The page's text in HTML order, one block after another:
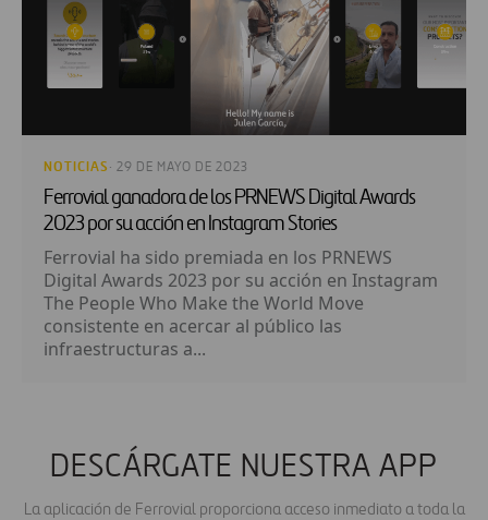
NOTICIAS · 29 DE MAYO DE 2023
Ferrovial ganadora de los PRNEWS Digital Awards
2023 por su acción en Instagram Stories
Ferrovial ha sido premiada en los PRNEWS
Digital Awards 2023 por su acción en Instagram
The People Who Make the World Move
consistente en acercar al público las
infraestructuras a...
DESCÁRGATE NUESTRA APP
La aplicación de Ferrovial proporciona acceso inmediato a toda la